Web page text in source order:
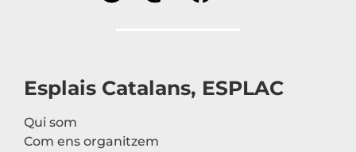
Esplais Catalans, ESPLAC
Qui som
Com ens organitzem